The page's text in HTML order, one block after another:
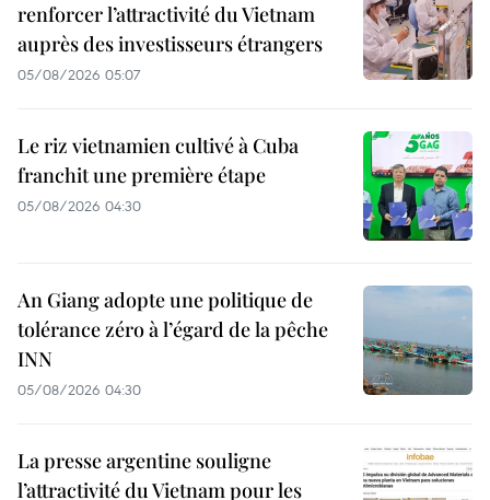
renforcer l’attractivité du Vietnam
auprès des investisseurs étrangers
05/08/2026 05:07
Le riz vietnamien cultivé à Cuba
franchit une première étape
05/08/2026 04:30
An Giang adopte une politique de
tolérance zéro à l’égard de la pêche
INN
05/08/2026 04:30
La presse argentine souligne
l’attractivité du Vietnam pour les